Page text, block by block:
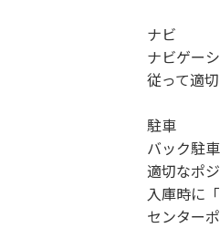
ナビ
ナビゲー
従って適
駐車
バック駐
適切なポ
入庫時に
センター